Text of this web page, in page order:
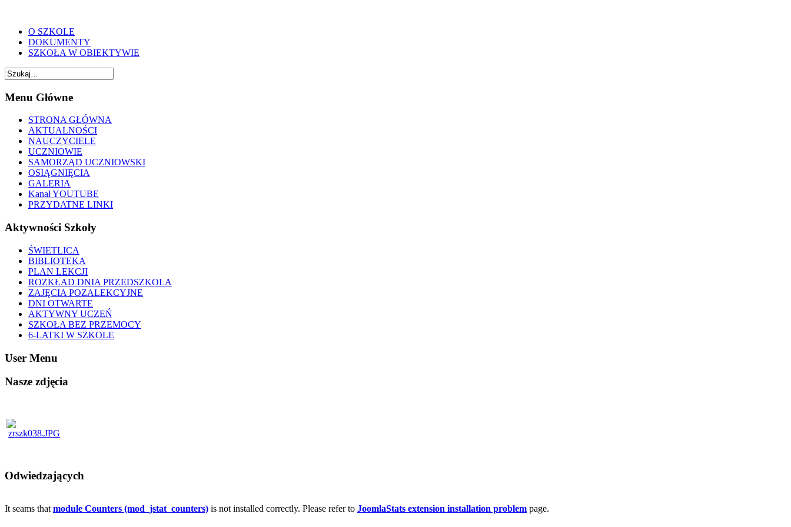
O SZKOLE
DOKUMENTY
SZKOŁA W OBIEKTYWIE
Menu Główne
STRONA GŁÓWNA
AKTUALNOŚCI
NAUCZYCIELE
UCZNIOWIE
SAMORZĄD UCZNIOWSKI
OSIĄGNIĘCIA
GALERIA
Kanał YOUTUBE
PRZYDATNE LINKI
Aktywności Szkoły
ŚWIETLICA
BIBLIOTEKA
PLAN LEKCJI
ROZKŁAD DNIA PRZEDSZKOLA
ZAJĘCIA POZALEKCYJNE
DNI OTWARTE
AKTYWNY UCZEŃ
SZKOŁA BEZ PRZEMOCY
6-LATKI W SZKOLE
User Menu
Nasze zdjęcia
Odwiedzających
It seams thatmodule Counters (mod_jstat_counters) is not installed correctly. Please refer to JoomlaStats extension installation problem page.